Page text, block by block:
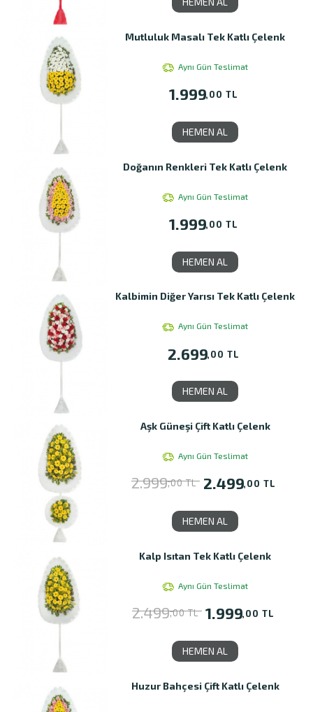
Mutluluk Masalı Tek Katlı Çelenk
Aynı Gün Teslimat
1.999,00 TL
HEMEN AL
Doğanın Renkleri Tek Katlı Çelenk
Aynı Gün Teslimat
1.999,00 TL
HEMEN AL
Kalbimin Diğer Yarısı Tek Katlı Çelenk
Aynı Gün Teslimat
2.699,00 TL
HEMEN AL
Aşk Güneşi Çift Katlı Çelenk
Aynı Gün Teslimat
2.999,00 TL 2.499,00 TL
HEMEN AL
Kalp Isıtan Tek Katlı Çelenk
Aynı Gün Teslimat
2.499,00 TL 1.999,00 TL
HEMEN AL
Huzur Bahçesi Çift Katlı Çelenk